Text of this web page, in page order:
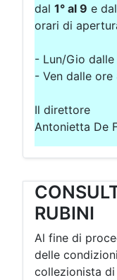
dal 1° al 9 e dal
orari di
- Lun/Gio dalle
- Ven dalle ore
Il direttore
Antonietta De
RUBINI
Al fine di
delle
collezionista